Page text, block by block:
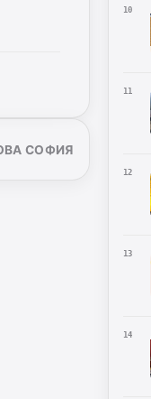
СОФИЯ
10
11
12
13
14